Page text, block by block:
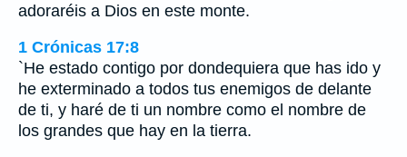
adoraréis a Dios en este monte.
1 Crónicas 17:8
`He estado contigo por dondequiera que has ido y
he exterminado a todos tus enemigos de delante
de ti, y haré de ti un nombre como el nombre de
los grandes que hay en la tierra.